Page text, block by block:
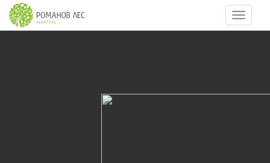
48 из 53